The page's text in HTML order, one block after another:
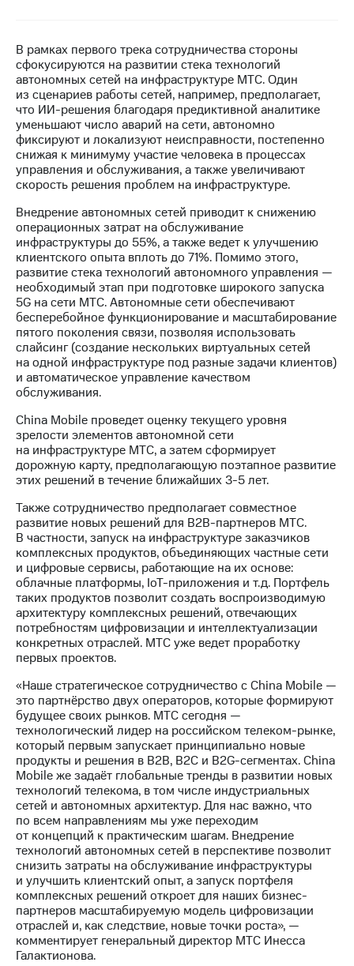
Пригласить
спикера
и акционерам
Корпоративное
управление
Корпоративный
секретарь
Раскрытие
Информация
акционерам
Документы
ПАО
"МТС"
Собрания
акционеров
Личный
кабинет
акционера
Акционерный
капитал
Контроль
и
аудит
Рынок
акций
Описание
Программа
приобретения
Порядок
выкупа
акций
Дивиденды
Рынок
облигаций
Описание
Еврооблигации-2023
Уведомление
о
погашении
именных
облигаций
Другое
Регистратор
Реквизиты
Контакты
развитие
деловая этика
На главную
В рамках первого трека сотрудничества стороны
сфокусируются на развитии стека технологий
автономных сетей на инфраструктуре МТС. Один
из сценариев работы сетей, например, предполагает,
что ИИ-решения благодаря предиктивной аналитике
уменьшают число аварий на сети, автономно
фиксируют и локализуют неисправности, постепенно
снижая к минимуму участие человека в процессах
управления и обслуживания, а также увеличивают
скорость решения проблем на инфраструктуре.
Внедрение автономных сетей приводит к снижению
операционных затрат на обслуживание
инфраструктуры до 55%, а также ведет к улучшению
клиентского опыта вплоть до 71%. Помимо этого,
развитие стека технологий автономного управления —
необходимый этап при подготовке широкого запуска
5G на сети МТС. Автономные сети обеспечивают
бесперебойное функционирование и масштабирование
пятого поколения связи, позволяя использовать
слайсинг (создание нескольких виртуальных сетей
на одной инфраструктуре под разные задачи клиентов)
и автоматическое управление качеством
обслуживания.
China Mobile проведет оценку текущего уровня
зрелости элементов автономной сети
на инфраструктуре МТС, а затем сформирует
дорожную карту, предполагающую поэтапное развитие
этих решений в течение ближайших 3-5 лет.
Также сотрудничество предполагает совместное
развитие новых решений для B2B-партнеров МТС.
В частности, запуск на инфраструктуре заказчиков
комплексных продуктов, объединяющих частные сети
и цифровые сервисы, работающие на их основе:
облачные платформы, IoT-приложения и т.д. Портфель
таких продуктов позволит создать воспроизводимую
архитектуру комплексных решений, отвечающих
потребностям цифровизации и интеллектуализации
конкретных отраслей. МТС уже ведет проработку
первых проектов.
«Наше стратегическое сотрудничество с China Mobile —
это партнёрство двух операторов, которые формируют
будущее своих рынков. МТС сегодня —
технологический лидер на российском телеком-рынке,
который первым запускает принципиально новые
продукты и решения в B2B, B2C и B2G-сегментах. China
Mobile же задаёт глобальные тренды в развитии новых
технологий телекома, в том числе индустриальных
сетей и автономных архитектур. Для нас важно, что
по всем направлениям мы уже переходим
от концепций к практическим шагам. Внедрение
технологий автономных сетей в перспективе позволит
снизить затраты на обслуживание инфраструктуры
и улучшить клиентский опыт, а запуск портфеля
комплексных решений откроет для наших бизнес-
партнеров масштабируемую модель цифровизации
отраслей и, как следствие, новые точки роста», —
комментирует генеральный директор МТС Инесса
Галактионова.